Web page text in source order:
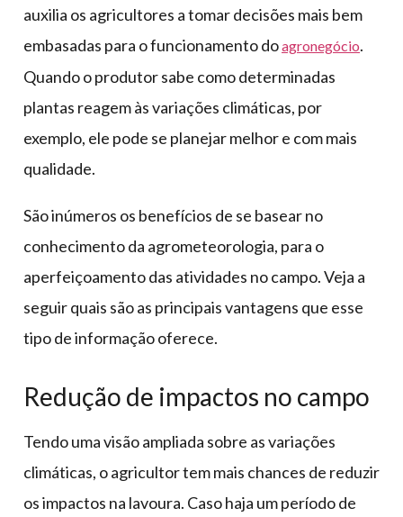
auxilia os agricultores a tomar decisões mais bem
embasadas para o funcionamento doagronegócio.
Quando o produtor sabe como determinadas
plantas reagem às variações climáticas, por
exemplo, ele pode se planejar melhor e com mais
qualidade.
São inúmeros os benefícios de se basear no
conhecimento da agrometeorologia, para o
aperfeiçoamento das atividades no campo. Veja a
seguir quais são as principais vantagens que esse
tipo de informação oferece.
Redução de impactos no campo
Tendo uma visão ampliada sobre as variações
climáticas, o agricultor tem mais chances de reduzir
os impactos na lavoura. Caso haja um período de